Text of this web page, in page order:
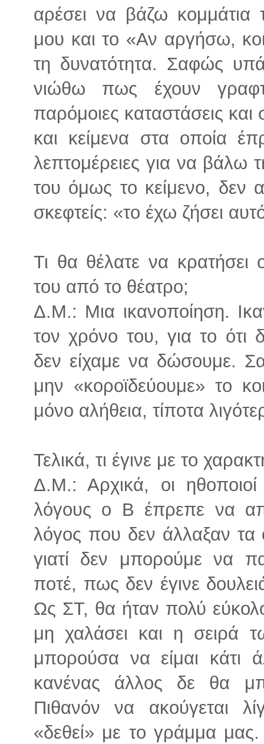
αρέσει να βάζω κομμάτια
μου και το «Αν αργήσω,
τη δυνατότητα. Σαφώς
νιώθω πως έχουν
παρόμοιες καταστάσεις
και κείμενα στα οποία
λεπτομέρειες για να
του όμως το κείμενο, δεν
σκεφτείς: «το έχω ζήσει
Τι θα θέλατε να
του από το θέατρο;
Δ.Μ.: Μια ικανοποίηση.
τον χρόνο του, για το ότι
δεν είχαμε να δώσουμε.
μην «κοροϊδεύουμε» το
μόνο αλήθεια, τίποτα
Τελικά, τι έγινε με το
Δ.Μ.: Αρχικά, οι
λόγους ο Β έπρεπε να
λόγος που δεν άλλαξαν τα
γιατί δεν μπορούμε να
ποτέ, πως δεν έγινε
Ως ΣΤ, θα ήταν πολύ
μη χαλάσει και η σειρά
μπορούσα να είμαι
κανένας άλλος δε θα
Πιθανόν να ακούγεται
«δεθεί» με το γράμμα